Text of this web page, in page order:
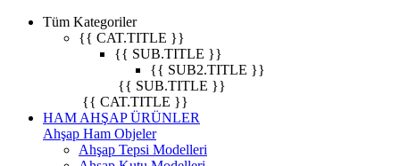
Tüm Kategoriler
{{ CAT.TITLE }}
{{ SUB.TITLE }}
{{ SUB2.TITLE }}
{{ SUB.TITLE }}
{{ CAT.TITLE }}
HAM AHŞAP ÜRÜNLER
Ahşap Ham Objeler
Ahşap Tepsi Modelleri